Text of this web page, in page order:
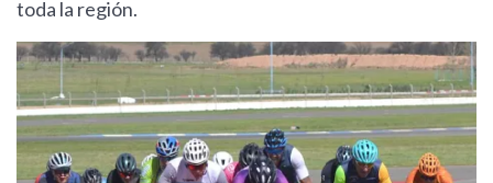
toda la región.